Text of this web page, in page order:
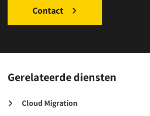
Contact
Gerelateerde diensten
Cloud Migration